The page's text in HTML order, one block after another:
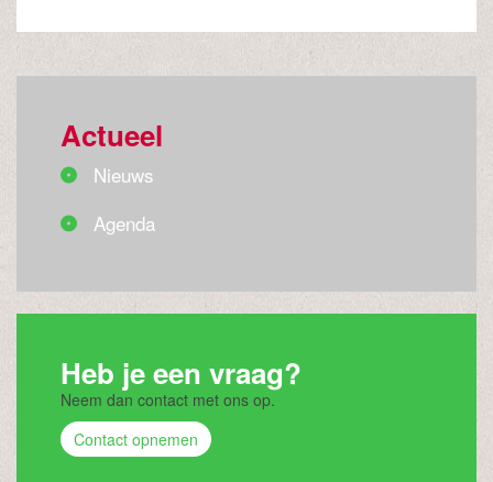
Actueel
Nieuws
Agenda
Heb je een vraag?
Neem dan contact met ons op.
Contact opnemen